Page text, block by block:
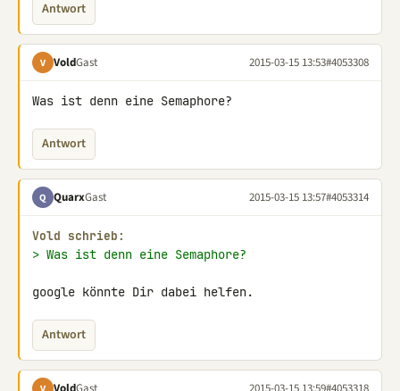
Antwort
V VoldGast 2015-03-15 13:53#4053308
Was ist denn eine Semaphore?
Antwort
Q QuarxGast 2015-03-15 13:57#4053314
Vold schrieb:
> Was ist denn eine Semaphore?
google könnte Dir dabei helfen.
Antwort
V